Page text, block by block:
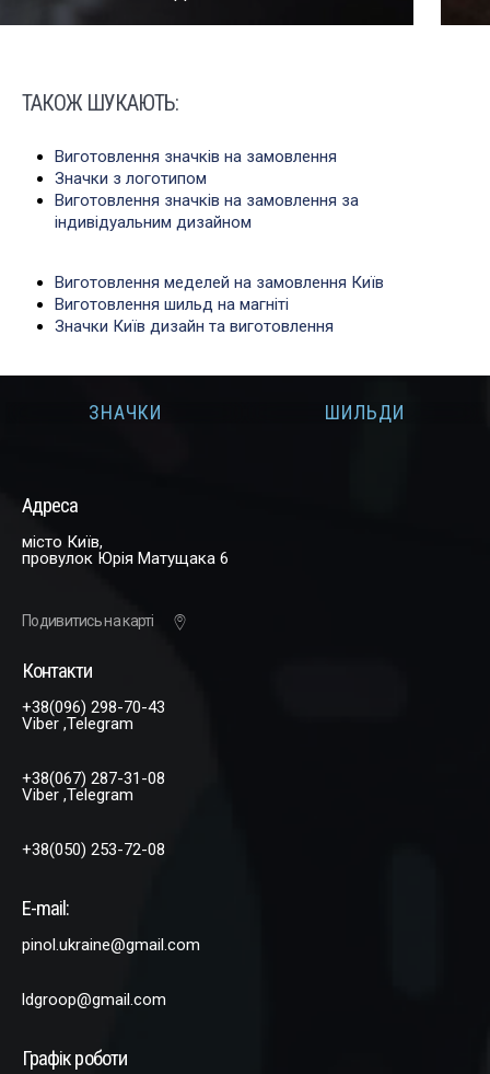
ТАКОЖ ШУКАЮТЬ:
Виготовлення значків на замовлення
Значки з логотипом
Виготовлення значків на замовлення за
індивідуальним дизайном
Виготовлення меделей на замовлення Київ
Виготовлення шильд на магніті
Значки Київ дизайн та виготовлення
ЗНАЧКИ ШИЛЬДИ
Адреса
місто Київ,
провулок Юрія Матущака 6
Подивитись на карті
Контакти
+38(096) 298-70-43
Viber ,Telegram
+38(067) 287-31-08
Viber ,Telegram
+38(050) 253-72-08
E-mail:
pinol.ukraine@gmail.com
ldgroop@gmail.com
Графік роботи